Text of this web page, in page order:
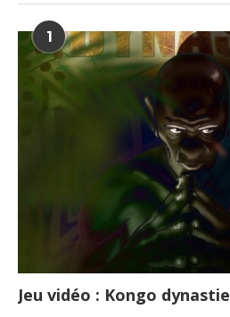
1
Jeu vidéo : Kongo dynastie